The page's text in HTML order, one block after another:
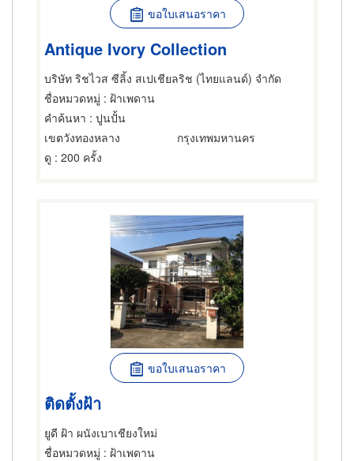
ขอใบเสนอราคา
Antique Ivory Collection
บริษัท ริชไวส ซีลิ้ง สเปเชียลริช (ไทยแลนด์) จำกัด
ชื่อหมวดหมู่ : ฝ้าเพดาน
คำค้นหา : ปูนปั้น
เขตวังทองหลาง
กรุงเทพมหานคร
ดู : 200 ครั้ง
ขอใบเสนอราคา
ติดตั้งฝ้า
ยูดี ฝ้า ผนังเบาเชียงใหม่
ชื่อหมวดหมู่ : ฝ้าเพดาน